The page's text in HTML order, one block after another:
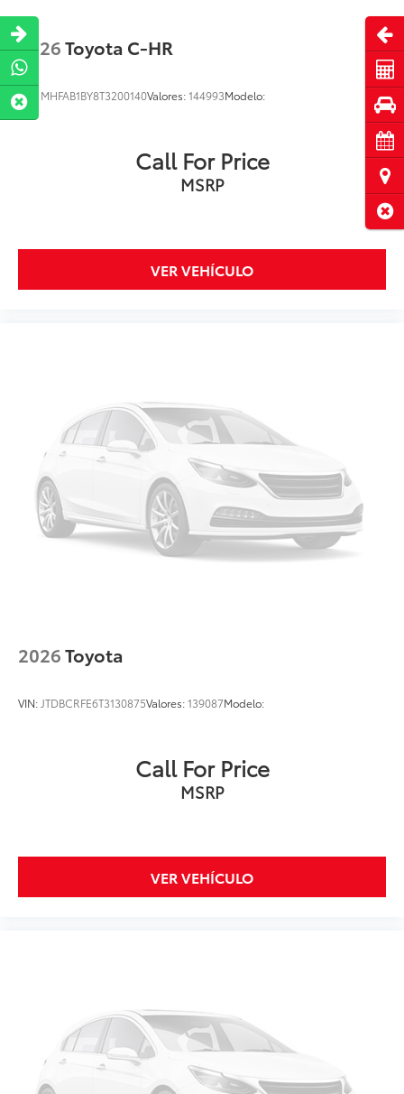
2026Toyota C-HR
VIN: MHFAB1BY8T3200140Valores:144993Modelo:
Call For Price
MSRP
VER VEHÍCULO
2026Toyota
VIN: JTDBCRFE6T3130875Valores:139087Modelo:
Call For Price
MSRP
VER VEHÍCULO